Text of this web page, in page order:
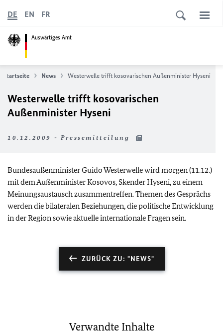
Auswärtiges Amt
DE EN FR
Startseite News Westerwelle trifft kosovarischen Außenminister Hyseni
Westerwelle trifft kosovarischen
Außenminister Hyseni
10.12.2009 - Pressemitteilung
Bundesaußenminister Guido Westerwelle wird morgen (11.12.)
mit dem Außenminister Kosovos, Skender Hyseni, zu einem
Meinungsaustausch zusammentreffen. Themen des Gesprächs
werden die bilateralen Beziehungen, die politische Entwicklung
in der Region sowie aktuelle internationale Fragen sein.
ZURÜCK ZU: "NEWS"
Verwandte Inhalte